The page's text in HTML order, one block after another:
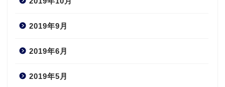
2019年9月
2019年6月
2019年5月